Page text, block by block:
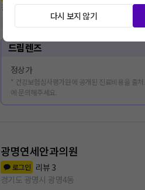
경기도 광명시 광명4동
)
드림렌즈
정상가
* 건강보험심사평가원에 공개된 진료비용을 출
에 문의해주세요.
광명연세안과의원
로그인 리뷰 3
경기도 광명시 광명4동
다시 보지 않기